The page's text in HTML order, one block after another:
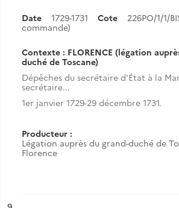
Date 1729-1731 Cote
226PO/1/1/
commande)
Contexte : FLORENCE (légation
duché de Toscane)
Dépêches du secrétaire d'État à la
secrétaire...
1er janvier 1729-29 décembre 1731.
Producteur :
Légation auprès du grand-duché de
Florence
n°